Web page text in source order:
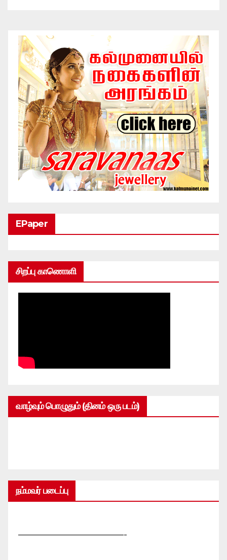
EPaper
சிறப்பு காணொளி
வாழ்வும் பொழுதும் (தினம் ஒரு படம்)
நம்மவர் படைப்பு
—————————————-